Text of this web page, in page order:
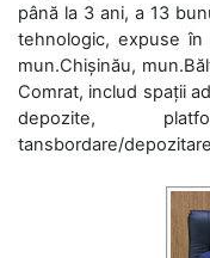
până la 3 ani, a 13
tehnologic, expuse în
mun.Chișinău,
Comrat, includ spații
depozite,
tansbordare/